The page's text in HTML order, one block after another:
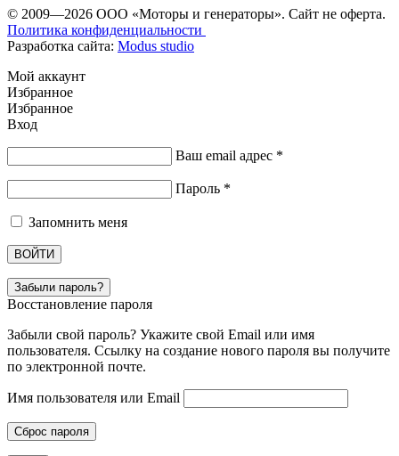
© 2009—2026 ООО «Моторы и генераторы». Сайт не оферта.
Политика конфиденциальности
Разработка сайта: Modus studio
Мой аккаунт
Избранное
Избранное
Вход
Ваш email адрес *
Пароль *
Запомнить меня
ВОЙТИ
Забыли пароль?
Восстановление пароля
Забыли свой пароль? Укажите свой Email или имя
пользователя. Ссылку на создание нового пароля вы получите
по электронной почте.
Имя пользователя или Email
Сброс пароля